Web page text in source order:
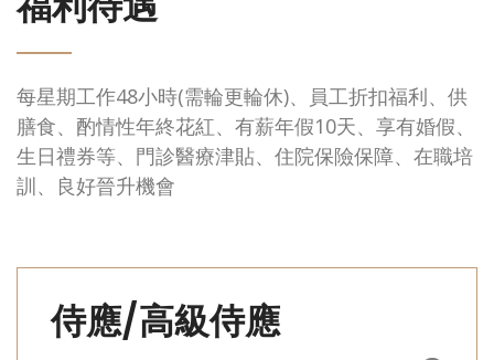
每星期工作48小時(需輪更輪休)、員工折扣福利、供
膳食、酌情性年終花紅、有薪年假10天、享有婚假、
生日禮券等、門診醫療津貼、住院保險保障、在職培
訓、良好晉升機會
侍應/高級侍應